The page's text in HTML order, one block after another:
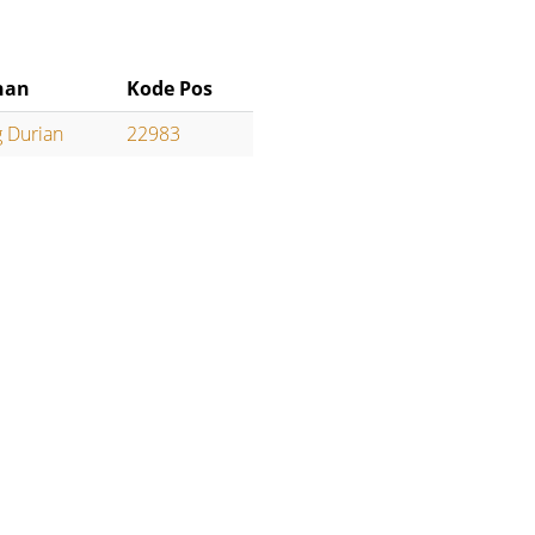
Kode Pos
Durian
22983